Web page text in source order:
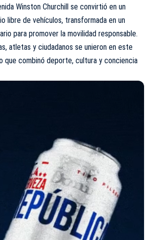
Winston Churchill se convirtió en un
libre de vehículos, transformada en un
para promover la movilidad responsable.
atletas y ciudadanos se unieron en este
que combinó deporte, cultura y conciencia